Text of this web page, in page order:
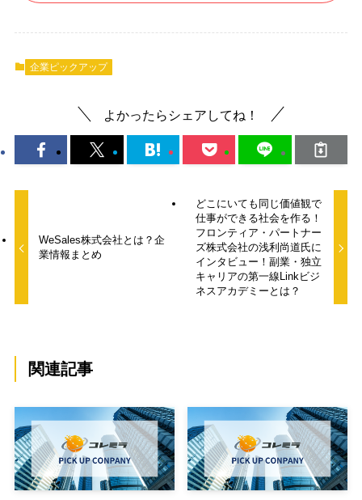
企業ピックアップ
よかったらシェアしてね！
WeSales株式会社とは？企
業情報まとめ
どこにいても同じ価値観で
仕事ができる社会を作る！
フロンティア・パートナー
ズ株式会社の浅利尚道氏に
インタビュー！副業・独立
キャリアの第一線Linkビジ
ネスアカデミーとは？
関連記事